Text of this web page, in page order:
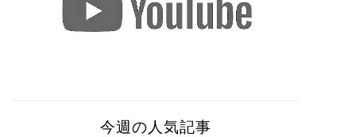
今週の人気記事